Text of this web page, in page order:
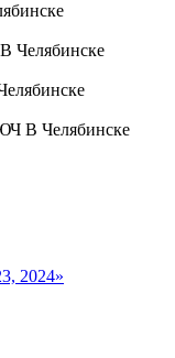
В Челябинске
2024»